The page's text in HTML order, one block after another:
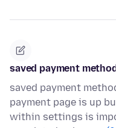
saved payment
saved payment
payment page is up
within settings is